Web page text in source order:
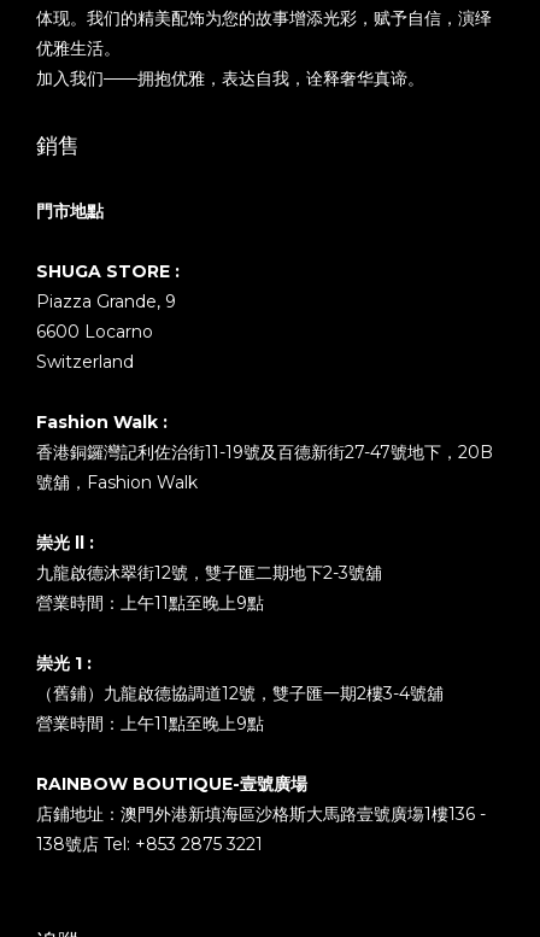
体现。我们的精美配饰为您的故事增添光彩，赋予自信，演绎
优雅生活。
加入我们——拥抱优雅，表达自我，诠释奢华真谛。
銷售
門市地點
SHUGA STORE :
Piazza Grande, 9
6600 Locarno
Switzerland
Fashion Walk :
香港銅鑼灣記利佐治街11-19號及百德新街27-47號地下，20B
號舖，Fashion Walk
崇光 ll :
九龍啟德沐翠街12號，雙子匯二期地下2-3號舖
營業時間：上午11點至晚上9點
崇光 1 :
（舊鋪）九龍啟德協調道12號，雙子匯一期2樓3-4號舖
營業時間：上午11點至晚上9點
RAINBOW BOUTIQUE-壹號廣場
店鋪地址：澳門外港新填海區沙格斯大馬路壹號廣塲1樓136 -
138號店 Tel: +853 2875 3221